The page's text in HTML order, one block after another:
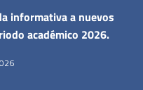
informativa a nuevos
académico 2026.